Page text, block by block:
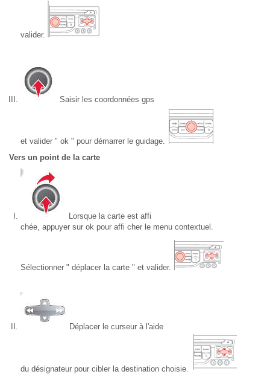
valider.
Saisir les coordonnées gps
et valider " ok " pour démarrer le guidage.
Vers un point de la carte
Lorsque la carte est affi
chée, appuyer sur ok pour affi cher le menu contextuel.
Sélectionner " déplacer la carte " et valider.
Déplacer le curseur à l'aide
du désignateur pour cibler la destination choisie.